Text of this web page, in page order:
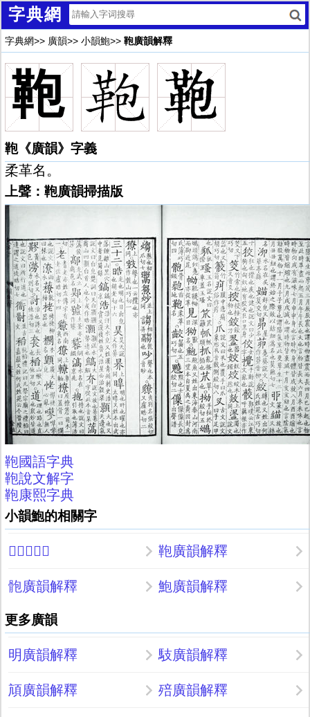
字典網
字典網>> 廣韻>> 小韻鮑>> 鞄廣韻解釋
鞄
鞄《廣韻》字義
柔革名。
上聲：鞄廣韻掃描版
鞄國語字典
鞄說文解字
鞄康熙字典
小韻鮑的相關字
𡂟廣韻解釋 鞄廣韻解釋
骲廣韻解釋 鮑廣韻解釋
更多廣韻
明廣韻解釋 馶廣韻解釋
頏廣韻解釋 殕廣韻解釋